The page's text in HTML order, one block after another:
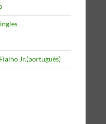
Jr.(portugués)